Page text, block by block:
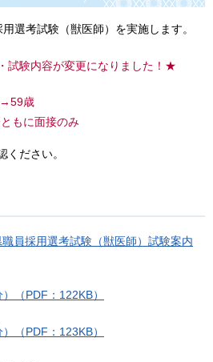
選考試験（獣医師）を実施します。
試験内容が変更になりました！★
→59歳
もに面接のみ
ください。
員採用選考試験（獣医師）試験案内
（PDF：122KB）
（PDF：123KB）